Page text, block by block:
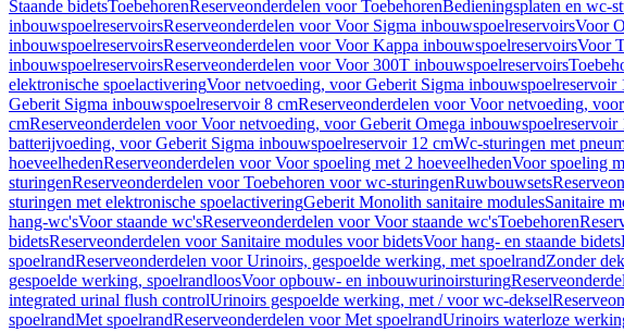
Staande bidetsToebehorenReserveonderdelen voor ToebehorenBedieningsplaten en wc-
inbouwspoelreservoirsReserveonderdelen voor Voor Sigma inbouwspoelreservoirsVoor
inbouwspoelreservoirsReserveonderdelen voor Voor Kappa inbouwspoelreservoirsVoor
inbouwspoelreservoirsReserveonderdelen voor Voor 300T inbouwspoelreservoirs
elektronische spoelactiveringVoor netvoeding, voor Geberit Sigma inbouwspoelreservoir
Geberit Sigma inbouwspoelreservoir 8 cmReserveonderdelen voor Voor netvoeding,
cmReserveonderdelen voor Voor netvoeding, voor Geberit Omega inbouwspoelreservoir
batterijvoeding, voor Geberit Sigma inbouwspoelreservoir 12 cmWc-sturingen met
hoeveelhedenReserveonderdelen voor Voor spoeling met 2 hoeveelhedenVoor spoeling
sturingenReserveonderdelen voor Toebehoren voor wc-sturingenRuwbouwsets
sturingen met elektronische spoelactiveringGeberit Monolith sanitaire modulesSanitaire
hang-wc'sVoor staande wc'sReserveonderdelen voor Voor staande wc'sToebehoren
bidetsReserveonderdelen voor Sanitaire modules voor bidetsVoor hang- en staande bidets
spoelrandReserveonderdelen voor Urinoirs, gespoelde werking, met spoelrandZonder
gespoelde werking, spoelrandloosVoor opbouw- en inbouwurinoirsturing
integrated urinal flush controlUrinoirs gespoelde werking, met / voor wc-deksel
spoelrandMet spoelrandReserveonderdelen voor Met spoelrandUrinoirs waterloze